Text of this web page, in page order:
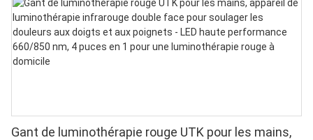
Gant de luminothérapie rouge UTK pour les mains,